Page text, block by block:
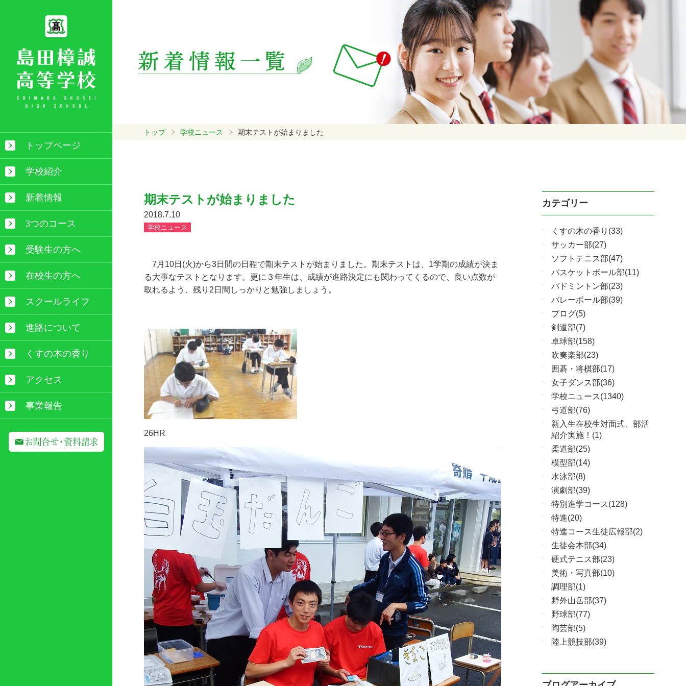
トップページ
学校紹介
新着情報
3つのコース
受験生の方へ
在校生の方へ
スクールライフ
進路について
くすの木の香り
アクセス
事業報告
トップ 学校ニュース 期末テストが始まりました
期末テストが始まりました
2018.7.10
学校ニュース
7月10日(火)から3日間の日程で期末テストが始まりました。期末テストは、1学期の成績が決ま
る大事なテストとなります。更に３年生は、成績が進路決定にも関わってくるので、良い点数が
取れるよう、残り2日間しっかりと勉強しましょう。
26HR
カテゴリー
くすの木の香り(33)
サッカー部(27)
ソフトテニス部(47)
バスケットボール部(11)
バドミントン部(23)
バレーボール部(39)
ブログ(5)
剣道部(7)
卓球部(158)
吹奏楽部(23)
囲碁・将棋部(17)
女子ダンス部(36)
学校ニュース(1340)
弓道部(76)
新入生在校生対面式、部活
紹介実施！(1)
柔道部(25)
模型部(14)
水泳部(8)
演劇部(39)
特別進学コース(128)
特進(20)
特進コース生徒広報部(2)
生徒会本部(34)
硬式テニス部(23)
美術・写真部(10)
調理部(1)
野外山岳部(37)
野球部(77)
陶芸部(5)
陸上競技部(39)